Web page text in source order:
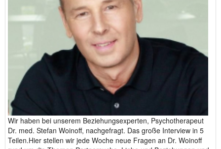
Wir haben bei unserem Beziehungsexperten, Psychotherapeut
Dr. med. Stefan Woinoff, nachgefragt. Das große Interview in 5
Teilen.Hier stellen wir jede Woche neue Fragen an Dr. Woinoff